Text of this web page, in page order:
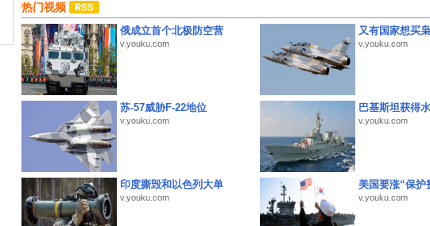
热门视频
俄成立首个北极防空营
v.youku.com
又有国家想买
v.youku.com
苏-57威胁F-22地位
v.youku.com
巴基斯坦获得
v.youku.com
印度撕毁和以色列大单
v.youku.com
美国要涨“保护
v.youku.com